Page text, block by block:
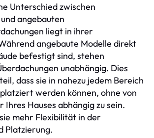
Unterschied zwischen
angebauten
liegt in ihrer
angebaute Modelle direkt
befestigt sind, stehen
unabhängig. Dies
dass sie in nahezu jedem Bereich
werden können, ohne von
Hauses abhängig zu sein.
mehr Flexibilität in der
Platzierung.